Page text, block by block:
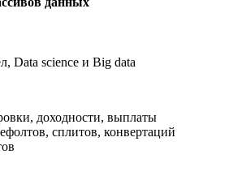
данных
Data science и Big data
доходности, выплаты